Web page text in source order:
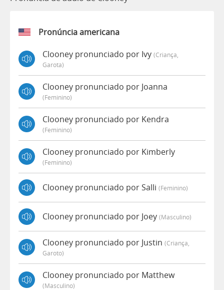
Pronúncia americana
Clooney pronunciado por Ivy (criança,
Garota)
Clooney pronunciado por Joanna
(feminino)
Clooney pronunciado por Kendra
(feminino)
Clooney pronunciado por Kimberly
(feminino)
Clooney pronunciado por Salli (feminino)
Clooney pronunciado por Joey (masculino)
Clooney pronunciado por Justin (criança,
Garoto)
Clooney pronunciado por Matthew
(masculino)